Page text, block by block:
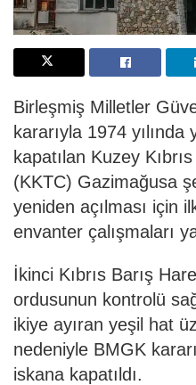
Birleşmiş Milletler
kararıyla 1974 yılında
kapatılan Kuzey
(KKTC) Gazimağusa
yeniden açılması için
envanter çalışmaları
İkinci Kıbrıs Barış
ordusunun kontrolü
ikiye ayıran yeşil hat
nedeniyle BMGK
iskana kapatıldı.